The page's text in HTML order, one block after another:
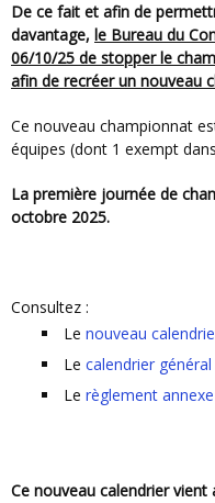
De ce fait et afin de permettre aux jeunes de pratiquer
davantage, le Bureau du
06/10/25 de stopper le
afin de recréer un nouveau
Ce nouveau championnat est constitué de deux poules de 8
équipes (dont 1 exempt
La première journée de championnat se déroulera ce samedi 11
octobre 2025.
Consultez :
Le nouveau
Le calendrier général
Le règlement annexe
Ce nouveau calendrier vient ainsi en remplacement total de